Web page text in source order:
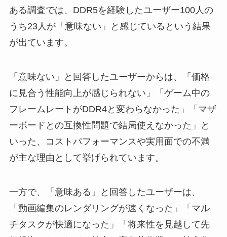
ある調査では、DDR5を経験したユーザー100人の
うち23人が「意味ない」と感じているという結果
が出ています。
「意味ない」と回答したユーザーからは、「価格
に見合う性能向上が感じられない」「ゲーム中の
フレームレートがDDR4と変わらなかった」「マザ
ーボードとの互換性問題で結局使えなかった」と
いった、コストパフォーマンスや実用面での不満
が主な理由として挙げられています。
一方で、「意味ある」と回答したユーザーは、
「動画編集のレンダリングが速くなった」「マル
チタスクが快適になった」「将来性を見越して先